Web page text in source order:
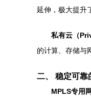
延伸，极大提升
私有云（
的计算、存储与
二、 稳定可靠
MPLS专用